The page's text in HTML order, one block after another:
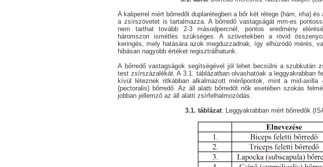
A kaliperrel mért bőrredőt duplarétegben a bőr két rétege (hám, irha)
a zsírszövetet is tartalmazza. A bőrredő vastagságát mm-es
nem tarthat tovább 2-3 másodpercnél, pontos eredmény
háromszori ismétlés szükséges. A szövetekben a rövid
keringés, mely hatására azok megduzzadnak, így elhúzódó mérés,
hibásan nagyobb értéket regisztrálhatunk.
A bőrredő vastagságok segítségével jól lehet becsülni a szubkután
test zsírszázalékát. A 3.1. táblázatban olvashatóak a leggyakrabban
kívül léteznek ritkábban alkalmazott mérőpontok, mint a mid-
(pectoralis) bőrredő. Az áll alatti bőrredőt nők esetében szokás
jobban jellemző az áll alatti zsírfelhalmozódás.
3.1. táblázat. Leggyakrabban mért bőrredők